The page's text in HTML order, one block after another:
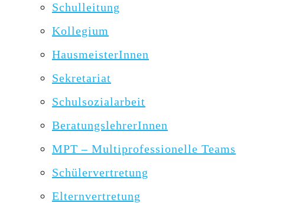
Schulleitung
Kollegium
HausmeisterInnen
Sekretariat
Schulsozialarbeit
BeratungslehrerInnen
MPT – Multiprofessionelle Teams
Schülervertretung
Elternvertretung